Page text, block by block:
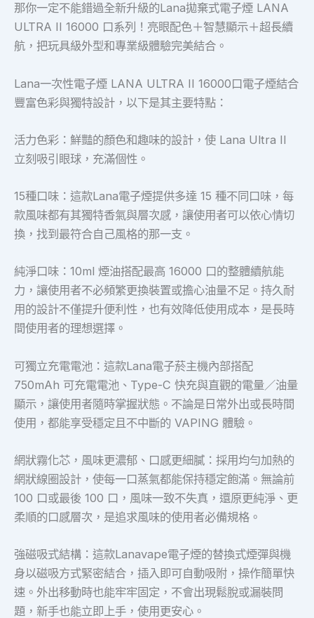
那你一定不能錯過全新升級的Lana拋棄式電子煙 LANA
ULTRA II 16000 口系列！亮眼配色＋智慧顯示＋超長續
航，把玩具級外型和專業級體驗完美結合。
Lana一次性電子煙 LANA ULTRA II 16000口電子煙結合
豐富色彩與獨特設計，以下是其主要特點：
活力色彩：鮮豔的顏色和趣味的設計，使 Lana Ultra II
立刻吸引眼球，充滿個性。
15種口味：這款Lana電子煙提供多達 15 種不同口味，每
款風味都有其獨特香氣與層次感，讓使用者可以依心情切
換，找到最符合自己風格的那一支。
純淨口味：10ml 煙油搭配最高 16000 口的整體續航能
力，讓使用者不必頻繁更換裝置或擔心油量不足。持久耐
用的設計不僅提升便利性，也有效降低使用成本，是長時
間使用者的理想選擇。
可獨立充電電池：這款Lana電子菸主機內部搭配
750mAh 可充電電池、Type-C 快充與直觀的電量／油量
顯示，讓使用者隨時掌握狀態。不論是日常外出或長時間
使用，都能享受穩定且不中斷的 VAPING 體驗。
網狀霧化芯，風味更濃郁、口感更細膩：採用均勻加熱的
網狀線圈設計，使每一口蒸氣都能保持穩定飽滿。無論前
100 口或最後 100 口，風味一致不失真，還原更純淨、更
柔順的口感層次，是追求風味的使用者必備規格。
強磁吸式結構：這款Lanavape電子煙的替換式煙彈與機
身以磁吸方式緊密結合，插入即可自動吸附，操作簡單快
速。外出移動時也能牢牢固定，不會出現鬆脫或漏裝問
題，新手也能立即上手，使用更安心。